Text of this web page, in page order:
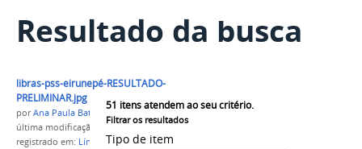
Resultado da busca
51 itens atendem ao seu critério.
Filtrar os resultados
Tipo de item
libras-pss-eirunepé-RESULTADO-
PRELIMINAR.jpg
porAna Paula Batista
última modificação
em 15/05/2018 15h05
registrado em: Língua de Sinais ,Campus Eirunepé